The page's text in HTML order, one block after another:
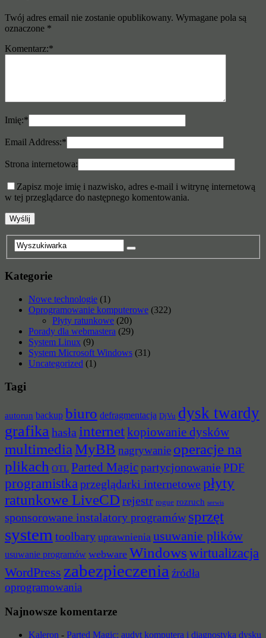
Twój adres email nie zostanie opublikowany. Wymagane pola są
oznaczone *
Komentarz:*
Imię:*
Email Address:*
Strona internetowa:
Zapisz moje imię i nazwisko, adres e-mail i witrynę internetową
w tej przeglądarce do następnego komentowania.
Kategorie
Nowe technologie (1)
Oprogramowanie komputerowe (322)
Płyty ratunkowe (20)
Porady dla webmastera (29)
System Linux (9)
System Microsoft Windows (31)
Uncategorized (1)
Tagi
autorun backup biuro defragmentacja DjVu dysk twardy
grafika hasłainternetkopiowanie dysków
multimediaMyBB nagrywanie operacje na
plikach OTL Parted Magicpartycjonowanie PDF
programistkaprzeglądarki internetowe płyty
ratunkowe LiveCD rejestr rogue rozruch serwis
sponsorowane instalatory programów sprzęt
system toolbary uprawnienia usuwanie plików
usuwanie programów webware Windowswirtualizacja
WordPress zabezpieczeniaźródła
oprogramowania
Najnowsze komentarze
Kaleron - Parted Magic: audyt komputera i diagnostyka dysku